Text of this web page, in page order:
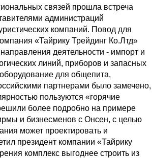
связей прошла встреча
администраций
компаний. Повод для
«Тайрику Трейдинг Ко.Лтд»
деятельности - импорт и
линий, приборов и запасных
для общепита,
партнерами было замечено,
пользуются «горячие
более подробно на примере
и бизнесменов с Онсен, с целью
может проектировать и
президент компании «Тайрику
комплекс выгоднее строить из